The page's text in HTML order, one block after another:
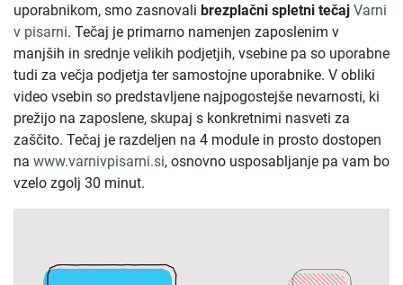
uporabnikom, smo zasnovali brezplačni spletni tečaj Varni
v pisarni. Tečaj je primarno namenjen zaposlenim v
manjših in srednje velikih podjetjih, vsebine pa so uporabne
tudi za večja podjetja ter samostojne uporabnike. V obliki
video vsebin so predstavljene najpogostejše nevarnosti, ki
prežijo na zaposlene, skupaj s konkretnimi nasveti za
zaščito. Tečaj je razdeljen na 4 module in prosto dostopen
na www.varnivpisarni.si, osnovno usposabljanje pa vam bo
vzelo zgolj 30 minut.